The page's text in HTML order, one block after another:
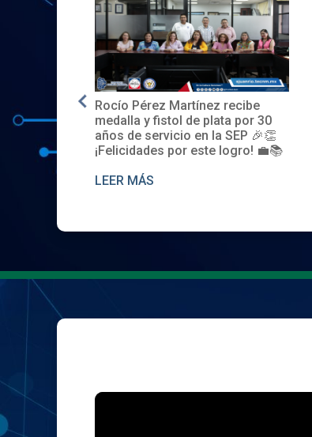
por 30
💼📚
ENECB-CEA 2025: Arrancamos
La élite del ITSJR inicia la batalla.
35 mujeres y 32 hombres
compiten. Somos sede nacional